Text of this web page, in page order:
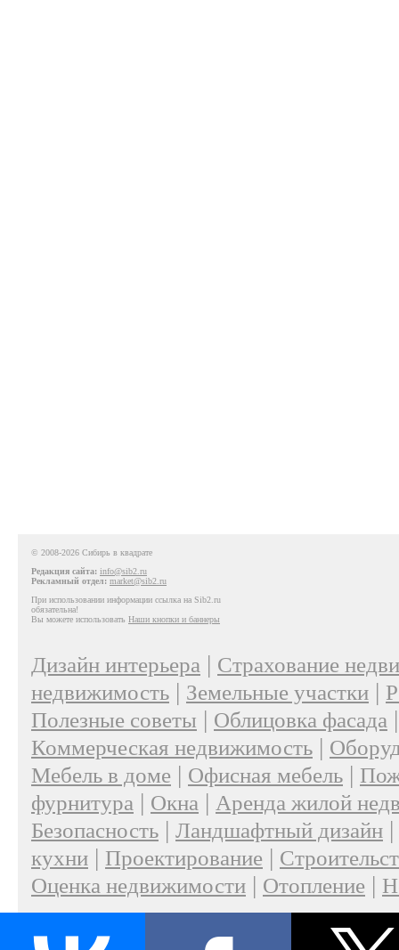
© 2008-2026 Сибирь в квадрате
Редакция сайта: info@sib2.ru
Рекламный отдел: market@sib2.ru
При использовании информации ссылка на Sib2.ru
обязательна!
Вы можете использовать Наши кнопки и баннеры
Дизайн интерьера | Страхование
недвижимость | Земельные участки |
Полезные советы | Облицовка фасада
Коммерческая недвижимость |
Мебель в доме | Офисная мебель |
фурнитура | Окна | Аренда жилой
Безопасность | Ландшафтный дизайн |
кухни | Проектирование |
Оценка недвижимости | Отопление |
О проекте|